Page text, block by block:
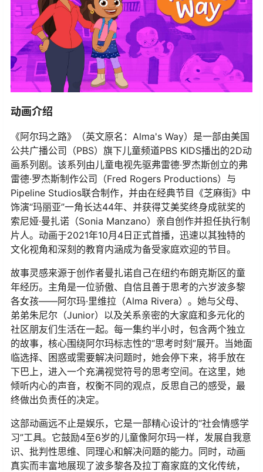
动画介绍
《阿尔玛之路》（英文原名：Alma's Way）是一部由美国
公共广播公司（PBS）旗下儿童频道PBS KIDS播出的2D动
画系列剧。该系列由儿童电视先驱弗雷德·罗杰斯创立的弗
雷德·罗杰斯制作公司（Fred Rogers Productions）与
Pipeline Studios联合制作，并由在经典节目《芝麻街》中
饰演“玛丽亚”一角长达44年、并获得艾美奖终身成就奖的
索尼娅·曼扎诺（Sonia Manzano）亲自创作并担任执行制
片人。动画于2021年10月4日正式首播，迅速以其独特的
文化视角和深刻的教育内涵成为备受家庭欢迎的节目。
故事灵感来源于创作者曼扎诺自己在纽约布朗克斯区的童
年经历。主角是一位骄傲、自信且善于思考的六岁波多黎
各女孩——阿尔玛·里维拉（Alma Rivera）。她与父母、
弟弟朱尼尔（Junior）以及关系亲密的大家庭和多元化的
社区朋友们生活在一起。每一集约半小时，包含两个独立
的故事，核心围绕阿尔玛标志性的“思考时刻”展开。当她面
临选择、困惑或需要解决问题时，她会停下来，将手放在
下巴上，进入一个充满视觉符号的思考空间。在这里，她
倾听内心的声音，权衡不同的观点，反思自己的感受，最
终做出负责任的决定。
这部动画远不止是娱乐，它是一部精心设计的“社会情感学
习”工具。它鼓励4至6岁的儿童像阿尔玛一样，发展自我意
识、批判性思维、同理心和解决问题的能力。同时，动画
真实而丰富地展现了波多黎各及拉丁裔家庭的文化传统，